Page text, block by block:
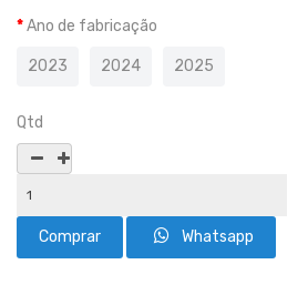
Ano de fabricação
2023 2024 2025
Qtd
Whatsapp